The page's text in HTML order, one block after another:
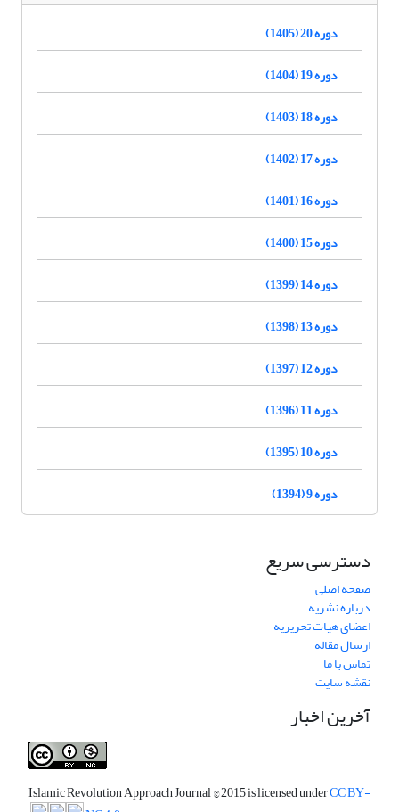
دوره 20 (1405)
دوره 19 (1404)
دوره 18 (1403)
دوره 17 (1402)
دوره 16 (1401)
دوره 15 (1400)
دوره 14 (1399)
دوره 13 (1398)
دوره 12 (1397)
دوره 11 (1396)
دوره 10 (1395)
دوره 9 (1394)
دسترسی سریع
صفحه اصلی
درباره نشریه
اعضای هیات تحریریه
ارسال مقاله
تماس با ما
نقشه سایت
آخرین اخبار
Islamic Revolution Approach Journal© 2015 is licensed underCC BY-